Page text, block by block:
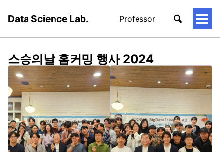
Data Science Lab. Professor
토
스승의날 홈커밍 행사 2024